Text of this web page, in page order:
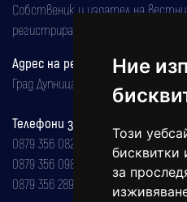
Ние
Този
бисквитки
за
Собственик и издател на
регистрирана на 08.05.2002 година.
Адрес на редакцията
Град Дупница, ул.''Христо Ботев" 43
Телефони за реклама и
0879 356 082
0879 356 098
0879 356 289